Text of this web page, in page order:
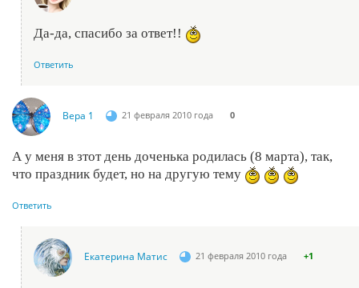
Да-да, спасибо за ответ!!
Ответить
Вера 1 21 февраля 2010 года 0
А у меня в зтот день доченька родилась (8 марта), так,
что праздник будет, но на другую тему
Ответить
Екатерина Матис 21 февраля 2010 года +1